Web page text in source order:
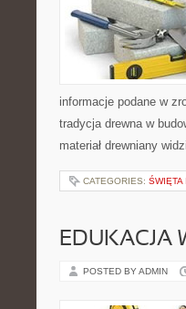
informacje podane w
tradycja drewna w
materiał drewniany
CATEGORIES: ŚWIĘTA
EDUKACJA
POSTED BY ADMIN